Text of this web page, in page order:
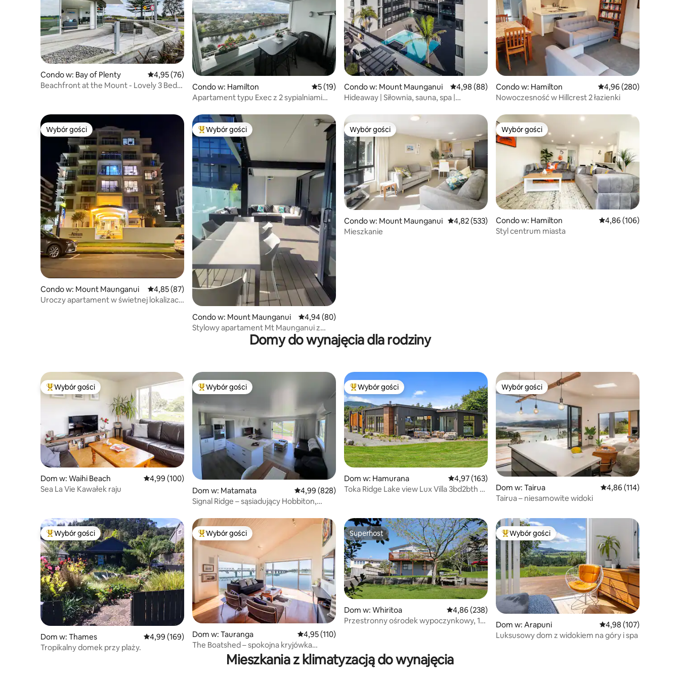
Condo w: Bay of Plenty Średnia ocena: 4,95 na 5, liczba recenzji: 76
4,95 (76)
Beachfront at the Mount - Lovely 3 Bed
Condo w: Hamilton Średnia ocena: 5 na 5, liczba recenzji: 19
5 (19)
Apartament typu Exec z 2 sypialniami
i miasto oraz parkingiem
Condo w: Mount Maunganui Średnia ocena: 4,98 na 5, liczba recenzji: 88
4,98 (88)
Hideaway | Siłownia, sauna, spa |
Condo w: Hamilton Średnia ocena: 4,96 na
4,96 (280)
Nowoczesność w Hillcrest 2 łazienki
Wybór gości
Wybór gości
Condo w: Mount Maunganui Średnia ocena: 4,85 na 5, liczba recenzji: 87
4,85 (87)
Uroczy apartament w świetnej lokalizacji,
Najpopularniejsze z kategorii Wybór gości
Wybór gości
Condo w: Mount Maunganui Średnia ocena: 4,94 na 5, liczba recenzji: 80
4,94 (80)
Stylowy apartament Mt Maunganui z
dostępem do basenu
Wybór gości
Wybór gości
Condo w: Mount Maunganui Średnia ocena: 4,82 na 5, liczba recenzji: 533
4,82 (533)
Mieszkanie
Wybór gości
Wybór gości
Condo w: Hamilton Średnia ocena: 4,86
4,86 (106)
Styl centrum miasta
Domy do wynajęcia dla rodziny
Najpopularniejsze z kategorii Wybór gości
Wybór gości
Dom w: Waihi Beach Średnia ocena: 4,99 na 5, liczba recenzji: 100
4,99 (100)
Sea La Vie Kawałek raju
Najpopularniejsze z kategorii Wybór gości
Wybór gości
Dom w: Matamata Średnia ocena: 4,99 na 5, liczba recenzji: 828
4,99 (828)
Signal Ridge – sąsiadujący Hobbiton,
Najpopularniejsze z kategorii Wybór gości
Wybór gości
Dom w: Hamurana Średnia ocena: 4,97 na 5, liczba recenzji: 163
4,97 (163)
Toka Ridge Lake view Lux Villa 3bd2bth z
Wybór gości
Wybór gości
Dom w: Tairua Średnia ocena: 4,86
4,86 (114)
Tairua – niesamowite widoki
Najpopularniejsze z kategorii Wybór gości
Wybór gości
Dom w: Thames Średnia ocena: 4,99 na 5, liczba recenzji: 169
4,99 (169)
Tropikalny domek przy plaży.
Najpopularniejsze z kategorii Wybór gości
Wybór gości
Dom w: Tauranga Średnia ocena: 4,95 na 5, liczba recenzji: 110
4,95 (110)
The Boatshed – spokojna kryjówka
w Tauranga City
Superhost
Superhost
Dom w: Whiritoa Średnia ocena: 4,86 na 5, liczba recenzji: 238
4,86 (238)
Przestronny ośrodek wypoczynkowy, 1
Najpopularniejsze z kategorii Wybór gości
Wybór gości
Dom w: Arapuni Średnia ocena: 4,98
4,98 (107)
Luksusowy dom z widokiem na góry i spa
Mieszkania z klimatyzacją do wynajęcia